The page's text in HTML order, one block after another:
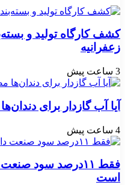
کشف کارگاه تولید و
زعفرانیه
3 ساعت پیش
آیا آب گازدار برای
4 ساعت پیش
فقط ۱۱‌درصد سود
است